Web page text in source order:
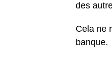
des
Cela ne
banque.